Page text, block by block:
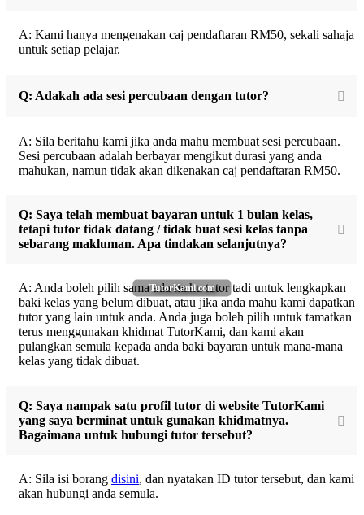
TutorKami.com
A: Kami hanya mengenakan caj pendaftaran RM50, sekali sahaja
untuk setiap pelajar.
Q: Adakah ada sesi percubaan dengan tutor?
A: Sila beritahu kami jika anda mahu membuat sesi percubaan.
Sesi percubaan adalah berbayar mengikut durasi yang anda
mahukan, namun tidak akan dikenakan caj pendaftaran RM50.
Q: Saya telah membuat bayaran untuk 1 bulan kelas,
tetapi tutor tidak datang / tidak buat sesi kelas tanpa
sebarang makluman. Apa tindakan selanjutnya?
A: Anda boleh pilih sama ada mahu tutor tadi untuk lengkapkan
baki kelas yang belum dibuat, atau jika anda mahu kami dapatkan
tutor yang lain untuk anda. Anda juga boleh pilih untuk tamatkan
terus menggunakan khidmat TutorKami, dan kami akan
pulangkan semula kepada anda baki bayaran untuk mana-mana
kelas yang tidak dibuat.
Q: Saya nampak satu profil tutor di website TutorKami
yang saya berminat untuk gunakan khidmatnya.
Bagaimana untuk hubungi tutor tersebut?
A: Sila isi borang disini, dan nyatakan ID tutor tersebut, dan kami
akan hubungi anda semula.